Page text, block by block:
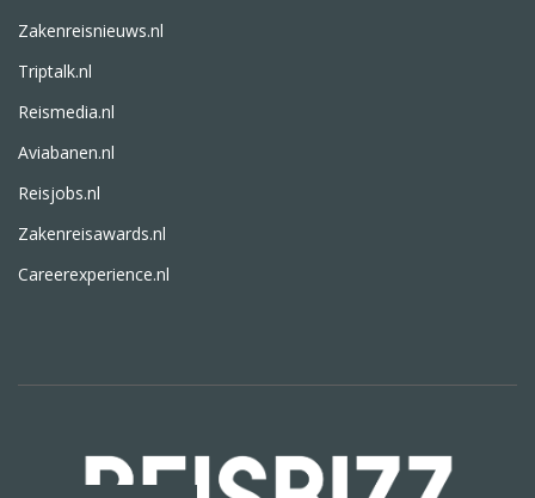
Zakenreisnieuws.nl
Triptalk.nl
Reismedia.nl
Aviabanen.nl
Reisjobs.nl
Zakenreisawards.nl
Careerexperience.nl